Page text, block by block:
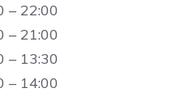
– 22:00
– 21:00
– 13:30
– 14:00